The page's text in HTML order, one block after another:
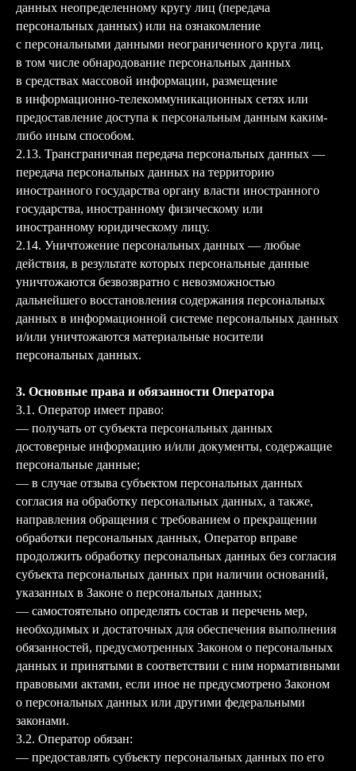
данных неопределенному кругу лиц (передача
персональных данных) или на ознакомление
с персональными данными неограниченного круга лиц,
в том числе обнародование персональных данных
в средствах массовой информации, размещение
в информационно-телекоммуникационных сетях или
предоставление доступа к персональным данным каким-
либо иным способом.
2.13. Трансграничная передача персональных данных —
передача персональных данных на территорию
иностранного государства органу власти иностранного
государства, иностранному физическому или
иностранному юридическому лицу.
2.14. Уничтожение персональных данных — любые
действия, в результате которых персональные данные
уничтожаются безвозвратно с невозможностью
дальнейшего восстановления содержания персональных
данных в информационной системе персональных данных
и/или уничтожаются материальные носители
персональных данных.
3. Основные права и обязанности Оператора
3.1. Оператор имеет право:
— получать от субъекта персональных данных
достоверные информацию и/или документы, содержащие
персональные данные;
— в случае отзыва субъектом персональных данных
согласия на обработку персональных данных, а также,
направления обращения с требованием о прекращении
обработки персональных данных, Оператор вправе
продолжить обработку персональных данных без согласия
субъекта персональных данных при наличии оснований,
указанных в Законе о персональных данных;
— самостоятельно определять состав и перечень мер,
необходимых и достаточных для обеспечения выполнения
обязанностей, предусмотренных Законом о персональных
данных и принятыми в соответствии с ним нормативными
правовыми актами, если иное не предусмотрено Законом
о персональных данных или другими федеральными
законами.
3.2. Оператор обязан:
— предоставлять субъекту персональных данных по его